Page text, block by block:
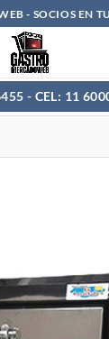
- SOCIOS EN
- CEL: 11